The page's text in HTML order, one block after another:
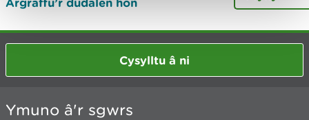
Cysylltu â ni
Ymuno â'r sgwrs